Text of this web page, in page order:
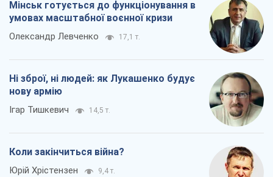
Мінськ готується до функціонування в
умовах масштабної воєнної кризи
Олександр Левченко 17,1 т.
Ні зброї, ні людей: як Лукашенко будує
нову армію
Ігар Тишкевич 14,5 т.
Коли закінчиться війна?
Юрій Хрістензен 9,4 т.